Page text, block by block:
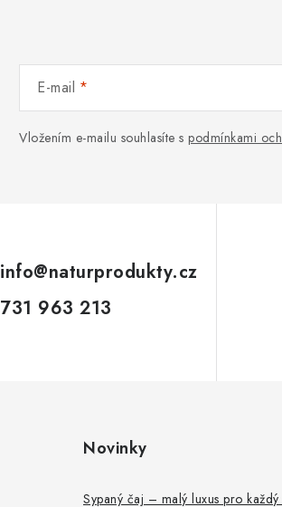
E-mail
Vložením e-mailu souhlasíte s podmínkami
info@naturprodukty.cz
731 963 213
Novinky
Sypaný čaj – malý luxus pro každý